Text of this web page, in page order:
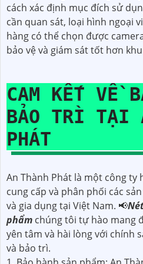
cách xác định mục đích sử
cần quan sát, loại hình ngoại
hàng có thể chọn được
bảo vệ và giám sát tốt hơn
CAM KẾT VỀ
BẢO TRÌ TẠI
PHÁT
An Thành Phát là một công ty
cung cấp và phân phối các
và gia dụng tại Việt Nam. 📢
phẩm chúng tôi tự hào mang
yên tâm và hài lòng với chính
và bảo trì.